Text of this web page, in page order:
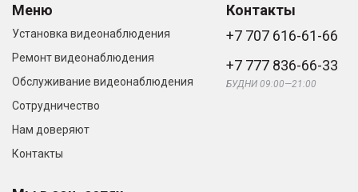
Меню
Установка видеонаблюдения
Ремонт видеонаблюдения
Обслуживание видеонаблюдения
Сотрудничество
Нам доверяют
Контакты
Контакты
+7 707 616-61-66
+7 777 836-66-33
БУДНИ 09:00—21:00